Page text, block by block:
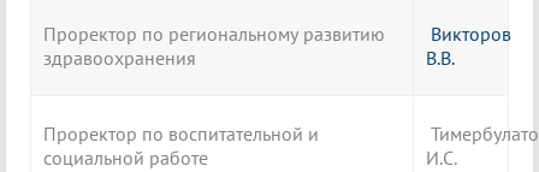
Проректор по региональному развитию
здравоохранения
Викторов
В.В.
Проректор по воспитательной и
социальной работе
И.С.